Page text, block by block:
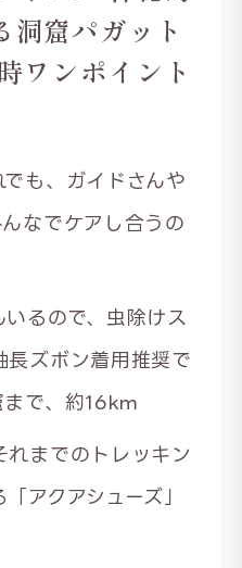
洞窟パガット
ワンポイント
も、ガイドさんや
なでケアし合うの
るので、虫除けス
長ズボン着用推奨で
まで、約16km
れまでのトレッキン
アクアシューズ」